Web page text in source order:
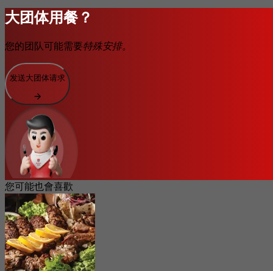
大团体用餐？
您的团队可能需要特殊安排。
发送大团体请求
您可能也會喜歡